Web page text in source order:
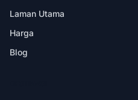
Laman Utama
Harga
Blog